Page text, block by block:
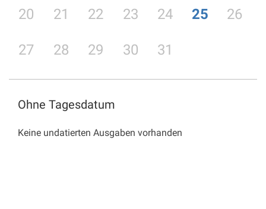
20 21 22 23 24 25 26
27 28 29 30 31
Ohne Tagesdatum
Keine undatierten Ausgaben vorhanden